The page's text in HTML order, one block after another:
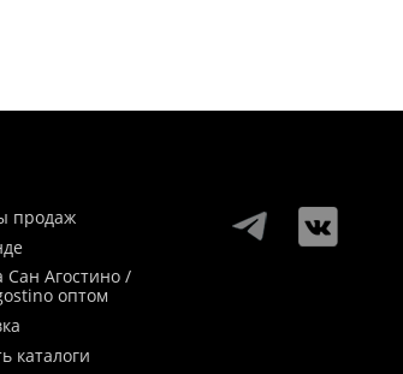
продаж
Сан Агостино /
оптом
каталоги